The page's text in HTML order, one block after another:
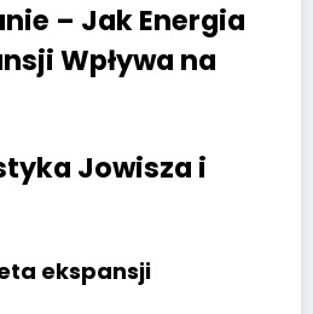
– Jak Energia
Wpływa na
Jowisza i
ekspansji